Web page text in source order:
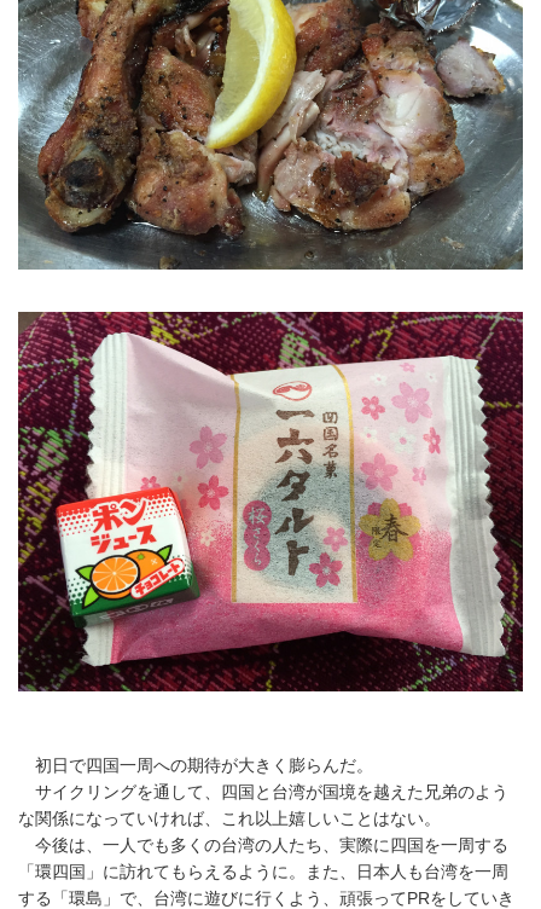
初日で四国一周への期待が大きく膨らんだ。
サイクリングを通して、四国と台湾が国境を越えた兄弟のよう
な関係になっていければ、これ以上嬉しいことはない。
今後は、一人でも多くの台湾の人たち、実際に四国を一周する
「環四国」に訪れてもらえるように。また、日本人も台湾を一周
する「環島」で、台湾に遊びに行くよう、頑張ってPRをしていき